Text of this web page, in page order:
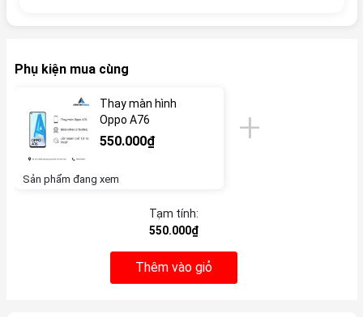
Phụ kiện mua cùng
Thay màn hình
Oppo A76
550.000₫
Sản phẩm đang xem
Tạm tính:
550.000₫
Thêm vào giỏ